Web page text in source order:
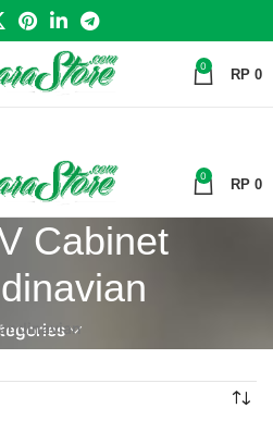
0 RP 0
0 RP 0
Cabinet